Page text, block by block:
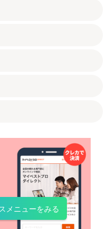
メニューをみる